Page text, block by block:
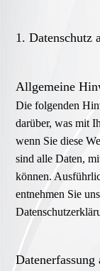
1. Datenschutz
Allgemeine
Die folgenden
darüber, was mit
wenn Sie diese
sind alle Daten,
können.
entnehmen Sie